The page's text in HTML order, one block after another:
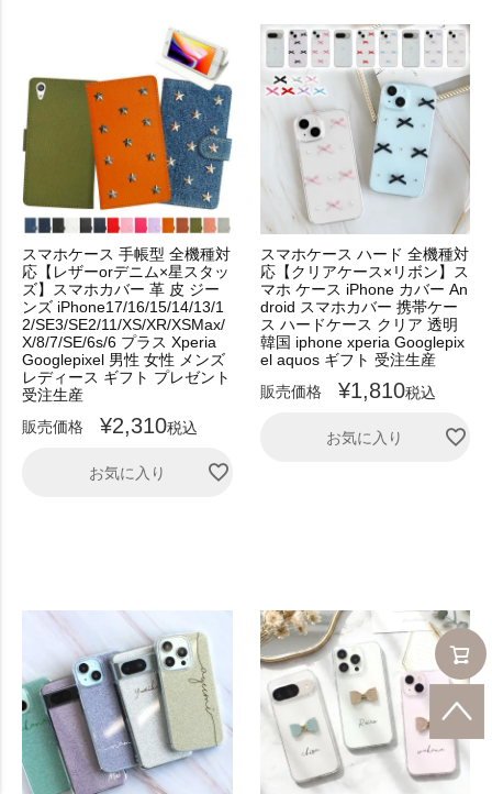
スマホケース 手帳型 全機種対
応【レザーorデニム×星スタッ
ズ】スマホカバー 革 皮 ジー
ンズ iPhone17/16/15/14/13/1
2/SE3/SE2/11/XS/XR/XSMax/
X/8/7/SE/6s/6 プラス Xperia
Googlepixel 男性 女性 メンズ
レディース ギフト プレゼント
受注生産
販売価格
¥2,310税込
お気に入り
スマホケース ハード 全機種対
応【クリアケース×リボン】ス
マホ ケース iPhone カバー An
droid スマホカバー 携帯ケー
ス ハードケース クリア 透明
韓国 iphone xperia Googlepix
el aquos ギフト 受注生産
販売価格
¥1,810税込
お気に入り